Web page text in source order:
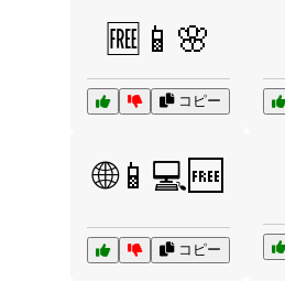
🆓📱🌸
コピー
🌐📱💻🆓
コピー